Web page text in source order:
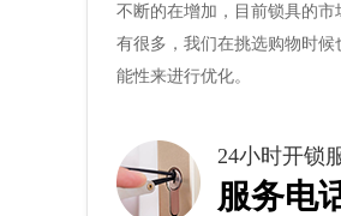
不断的在增加，目前锁具的
有很多，我们在挑选购物时
能性来进行优化。
24小时开锁
服务电